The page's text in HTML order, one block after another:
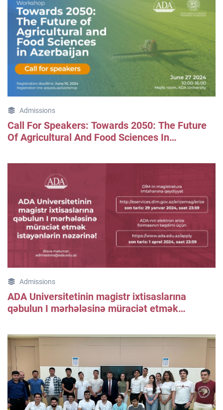
Admissions
Call For Speakers: Towards 2050: The Future
Of Agricultural And Food Sciences In
Admissions
ADA Universitetinin magistr ixtisaslarına
qəbulun I mərhələsinə müraciət etmək